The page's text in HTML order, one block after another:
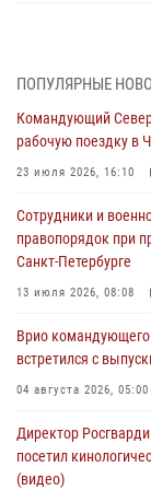
06 августа 2026, 12:35
Росгвардейцы
«Гвардеец» в Пензе
06 августа 2026, 12:00
В Курске
второй годовщине
06 августа 2026, 11:56
угрожавшего
06 августа 2026, 11:33
крупная
ПОПУЛЯРНЫЕ
Командующий
рабочую поездку в
23 июля 2026, 16:10
Сотрудники и
правопорядок при
Санкт-Петербурге
13 июля 2026, 08:08
Врио командующего
встретился с
04 августа 2026, 05:00
Директор
посетил
(видео)